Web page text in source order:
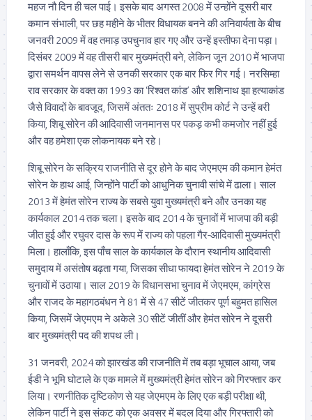
महज नौ दिन ही चल पाई। इसके बाद अगस्त 2008 में उन्होंने दूसरी बार
कमान संभाली, पर छह महीने के भीतर विधायक बनने की अनिवार्यता के बीच
जनवरी 2009 में वह तमाड़ उपचुनाव हार गए और उन्हें इस्तीफा देना पड़ा।
दिसंबर 2009 में वह तीसरी बार मुख्यमंत्री बने, लेकिन जून 2010 में भाजपा
द्वारा समर्थन वापस लेने से उनकी सरकार एक बार फिर गिर गई। नरसिम्हा
राव सरकार के वक्त का 1993 का ‘रिश्वत कांड’ और शशिनाथ झा हत्याकांड
जैसे विवादों के बावजूद, जिसमें अंततः 2018 में सुप्रीम कोर्ट ने उन्हें बरी
किया, शिबू सोरेन की आदिवासी जनमानस पर पकड़ कभी कमजोर नहीं हुई
और वह हमेशा एक लोकनायक बने रहे।
शिबू सोरेन के सक्रिय राजनीति से दूर होने के बाद जेएमएम की कमान हेमंत
सोरेन के हाथ आई, जिन्होंने पार्टी को आधुनिक चुनावी सांचे में ढाला। साल
2013 में हेमंत सोरेन राज्य के सबसे युवा मुख्यमंत्री बने और उनका यह
कार्यकाल 2014 तक चला। इसके बाद 2014 के चुनावों में भाजपा की बड़ी
जीत हुई और रघुवर दास के रूप में राज्य को पहला गैर-आदिवासी मुख्यमंत्री
मिला। हालाँकि, इस पाँच साल के कार्यकाल के दौरान स्थानीय आदिवासी
समुदाय में असंतोष बढ़ता गया, जिसका सीधा फायदा हेमंत सोरेन ने 2019 के
चुनावों में उठाया। साल 2019 के विधानसभा चुनाव में जेएमएम, कांग्रेस
और राजद के महागठबंधन ने 81 में से 47 सीटें जीतकर पूर्ण बहुमत हासिल
किया, जिसमें जेएमएम ने अकेले 30 सीटें जीतीं और हेमंत सोरेन ने दूसरी
बार मुख्यमंत्री पद की शपथ ली।
31 जनवरी, 2024 को झारखंड की राजनीति में तब बड़ा भूचाल आया, जब
ईडी ने भूमि घोटाले के एक मामले में मुख्यमंत्री हेमंत सोरेन को गिरफ्तार कर
लिया। रणनीतिक दृष्टिकोण से यह जेएमएम के लिए एक बड़ी परीक्षा थी,
लेकिन पार्टी ने इस संकट को एक अवसर में बदल दिया और गिरफ्तारी को